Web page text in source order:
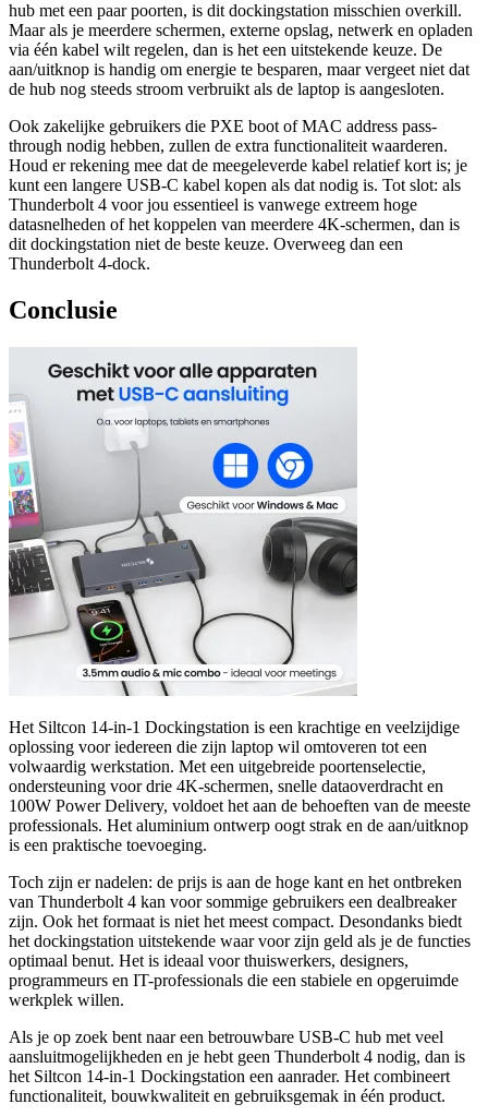
hub met een paar poorten, is dit dockingstation misschien overkill.
Maar als je meerdere schermen, externe opslag, netwerk en opladen
via één kabel wilt regelen, dan is het een uitstekende keuze. De
aan/uitknop is handig om energie te besparen, maar vergeet niet dat
de hub nog steeds stroom verbruikt als de laptop is aangesloten.
Ook zakelijke gebruikers die PXE boot of MAC address pass-
through nodig hebben, zullen de extra functionaliteit waarderen.
Houd er rekening mee dat de meegeleverde kabel relatief kort is; je
kunt een langere USB-C kabel kopen als dat nodig is. Tot slot: als
Thunderbolt 4 voor jou essentieel is vanwege extreem hoge
datasnelheden of het koppelen van meerdere 4K-schermen, dan is
dit dockingstation niet de beste keuze. Overweeg dan een
Thunderbolt 4-dock.
Conclusie
Het Siltcon 14-in-1 Dockingstation is een krachtige en veelzijdige
oplossing voor iedereen die zijn laptop wil omtoveren tot een
volwaardig werkstation. Met een uitgebreide poortenselectie,
ondersteuning voor drie 4K-schermen, snelle dataoverdracht en
100W Power Delivery, voldoet het aan de behoeften van de meeste
professionals. Het aluminium ontwerp oogt strak en de aan/uitknop
is een praktische toevoeging.
Toch zijn er nadelen: de prijs is aan de hoge kant en het ontbreken
van Thunderbolt 4 kan voor sommige gebruikers een dealbreaker
zijn. Ook het formaat is niet het meest compact. Desondanks biedt
het dockingstation uitstekende waar voor zijn geld als je de functies
optimaal benut. Het is ideaal voor thuiswerkers, designers,
programmeurs en IT-professionals die een stabiele en opgeruimde
werkplek willen.
Als je op zoek bent naar een betrouwbare USB-C hub met veel
aansluitmogelijkheden en je hebt geen Thunderbolt 4 nodig, dan is
het Siltcon 14-in-1 Dockingstation een aanrader. Het combineert
functionaliteit, bouwkwaliteit en gebruiksgemak in één product.